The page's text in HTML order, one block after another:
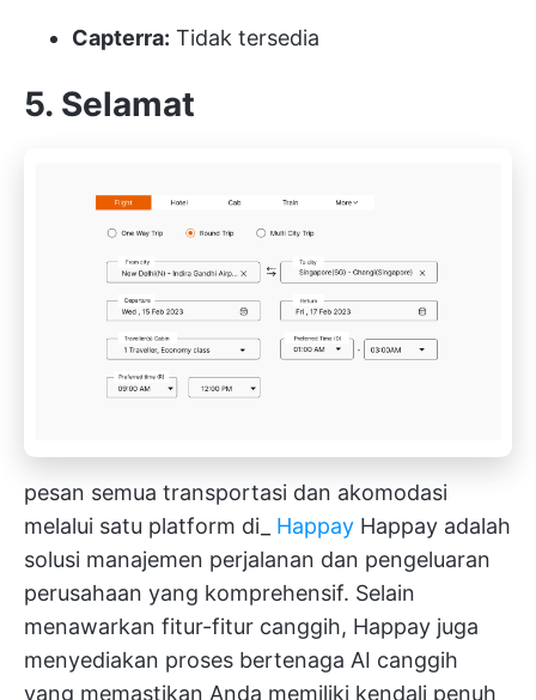
Capterra: Tidak tersedia
5. Selamat
pesan semua transportasi dan akomodasi
melalui satu platform di_ Happay Happay adalah
solusi manajemen perjalanan dan pengeluaran
perusahaan yang komprehensif. Selain
menawarkan fitur-fitur canggih, Happay juga
menyediakan proses bertenaga AI canggih
yang memastikan Anda memiliki kendali penuh